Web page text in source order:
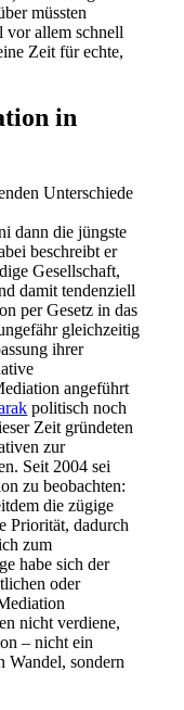
müssten
vor allem schnell
Zeit für echte,
in
Unterschiede
dann die jüngste
beschreibt er
Gesellschaft,
damit tendenziell
per Gesetz in das
gleichzeitig
ihrer
angeführt
politisch noch
Zeit gründeten
zur
Seit 2004 sei
zu beobachten:
die zügige
Priorität, dadurch
zum
habe sich der
oder
nicht verdiene,
– nicht ein
Wandel, sondern